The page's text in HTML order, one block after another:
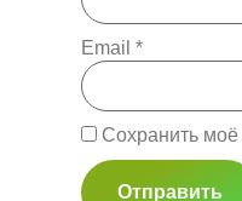
Email *
Сохранить